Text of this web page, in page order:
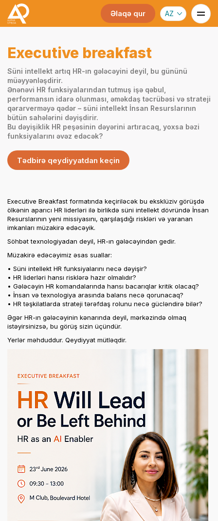
Əlaqə qur AZ
Executive breakfast
Süni intellekt artıq HR-ın gələcəyini deyil, bu gününü
müəyyənləşdirir.
Ənənəvi HR funksiyalarından tutmuş işə qəbul,
performansın idarə olunması, əməkdaş təcrübəsi və strateji
qərarverməyə qədər – süni intellekt İnsan Resurslarının
bütün sahələrini dəyişdirir.
Bu dəyişiklik HR peşəsinin dəyərini artıracaq, yoxsa bəzi
funksiyalarını əvəz edəcək?
Tədbirə qeydiyyatdan keçin
Executive Breakfast formatında keçiriləcək bu eksklüziv görüşdə
ölkənin aparıcı HR liderləri ilə birlikdə süni intellekt dövründə İnsan
Resurslarının yeni missiyasını, qarşılaşdığı riskləri və yaranan
imkanları müzakirə edəcəyik.
Söhbət texnologiyadan deyil, HR-ın gələcəyindən gedir.
Müzakirə edəcəyimiz əsas suallar:
• Süni intellekt HR funksiyalarını necə dəyişir?
• HR liderləri hansı risklərə hazır olmalıdır?
• Gələcəyin HR komandalarında hansı bacarıqlar kritik olacaq?
• İnsan və texnologiya arasında balans necə qorunacaq?
• HR təşkilatlarda strateji tərəfdaş rolunu necə gücləndirə bilər?
Əgər HR-ın gələcəyinin kənarında deyil, mərkəzində olmaq
istəyirsinizsə, bu görüş sizin üçündür.
Yerlər məhduddur. Qeydiyyat mütləqdir.